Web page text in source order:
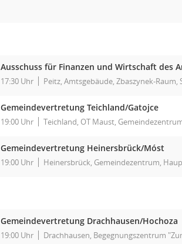
Ausschuss für Finanzen und Wirtschaft des
17:30 Uhr Peitz, Amtsgebäude, Zbaszynek-Raum,
Gemeindevertretung Teichland/Gatojce
19:00 Uhr Teichland, OT Maust,
Gemeindevertretung Heinersbrück/Móst
19:00 Uhr Heinersbrück, Gemeindezentrum,
Gemeindevertretung Drachhausen/Hochoza
19:00 Uhr Drachhausen, Begegnungszentrum